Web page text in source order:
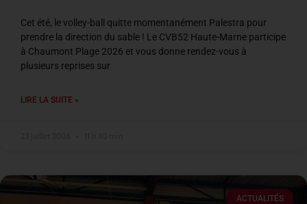
Cet été, le volley-ball quitte momentanément Palestra pour
prendre la direction du sable ! Le CVB52 Haute-Marne participe
à Chaumont Plage 2026 et vous donne rendez-vous à
plusieurs reprises sur
LIRE LA SUITE »
ACTUALITÉS